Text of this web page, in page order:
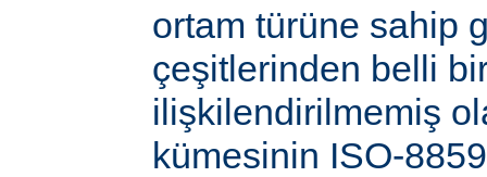
ortam türüne sahip
çeşitlerinden belli
ilişkilendirilmemiş
kümesinin ISO-